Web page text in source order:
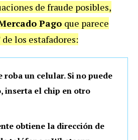
de fraude posibles,
Pago que parece
de los estafadores:
roba un celular. Si no puede
inserta el chip en otro
obtiene la dirección de